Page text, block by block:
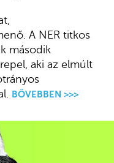
A NER titkos
második
aki az elmúlt
BŐVEBBEN >>>